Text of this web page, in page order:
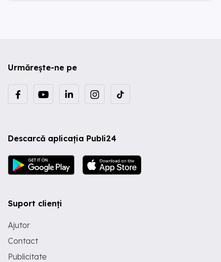
Urmărește-ne pe
Descarcă aplicația Publi24
Suport clienți
Ajutor
Contact
Publicitate